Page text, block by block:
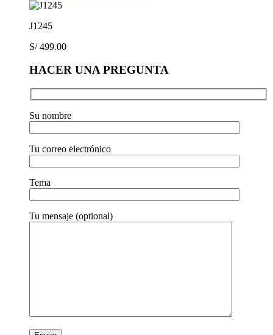
J1245
S/499.00
HACER UNA PREGUNTA
Su nombre
Tu correo electrónico
Tema
Tu mensaje (optional)